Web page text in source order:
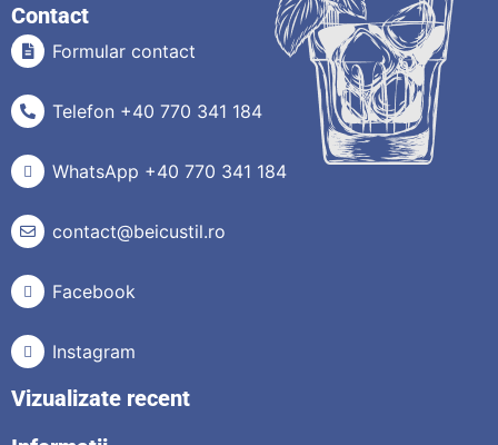
Contact
Formular contact
Telefon +40 770 341 184
WhatsApp +40 770 341 184
contact@beicustil.ro
Facebook
Instagram
Vizualizate recent